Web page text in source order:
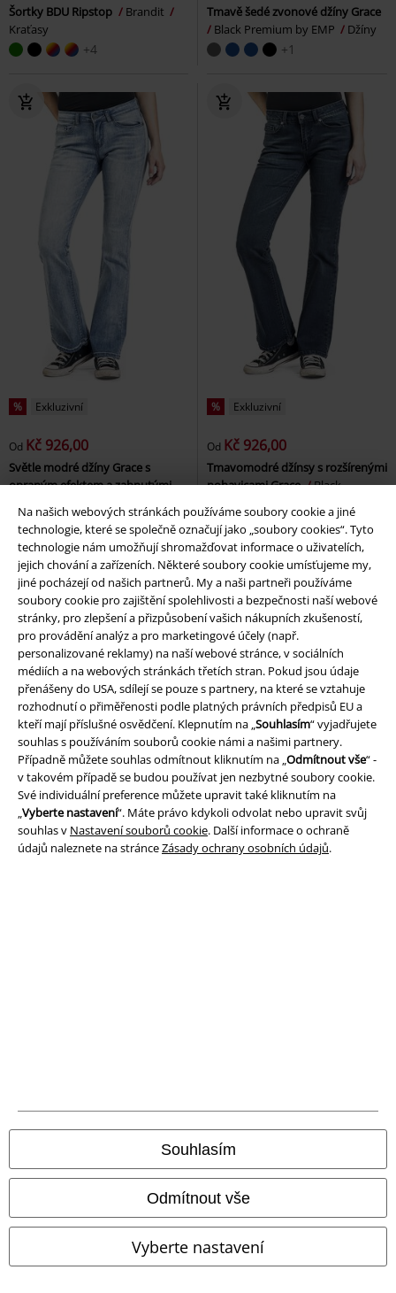
Na našich webových stránkách používáme soubory cookie a jiné
technologie, které se společně označují jako „soubory cookies“. Tyto
technologie nám umožňují shromažďovat informace o uživatelích,
jejich chování a zařízeních. Některé soubory cookie umísťujeme my,
jiné pocházejí od našich partnerů. My a naši partneři používáme
soubory cookie pro zajištění spolehlivosti a bezpečnosti naší webové
stránky, pro zlepšení a přizpůsobení vašich nákupních zkušeností,
pro provádění analýz a pro marketingové účely (např.
personalizované reklamy) na naší webové stránce, v sociálních
médiích a na webových stránkách třetích stran. Pokud jsou údaje
přenášeny do USA, sdílejí se pouze s partnery, na které se vztahuje
rozhodnutí o přiměřenosti podle platných právních předpisů EU a
kteří mají příslušné osvědčení. Klepnutím na „Souhlasím“ vyjadřujete
souhlas s používáním souborů cookie námi a našimi partnery.
Případně můžete souhlas odmítnout kliknutím na „Odmítnout vše“ -
v takovém případě se budou používat jen nezbytné soubory cookie.
Své individuální preference můžete upravit také kliknutím na
„Vyberte nastavení“. Máte právo kdykoli odvolat nebo upravit svůj
souhlas v Nastavení souborů cookie. Další informace o ochraně
údajů naleznete na stránceZásady ochrany osobních údajů.
Souhlasím
Odmítnout vše
Vyberte nastavení
Šortky BDU Ripstop
Brandit
Kraťasy
+4
Tmavě šedé zvonové džíny Grace
Black Premium by EMP
Džíny
+1
% Exkluzivní
Od Kč 926,00
Světle modré džíny Grace s
opraným efektem a zahnutými
EMP
Džíny
+1
% Exkluzivní
Od Kč 926,00
Tmavomodré džínsy s rozšírenými
nohavicami Grace
Black
+1